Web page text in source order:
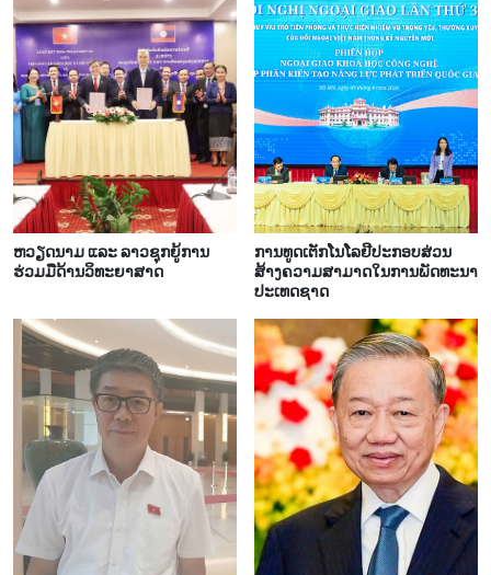
ຫວຽດ​ນາມ ແລະ ລາວ​ຊຸກ​ຍູ້​ການ​
ຮ່ວມ​ມື​ດ້ານວ​ິ​ທະ​ຍາ​ສາດ
ການ​ທູດ​ເຕັກ​ໂນ​ໂລ​ຢີ​ປະ​ກອບ​ສ່ວນ​
ສ້າງ​ຄວາມ​ສາ​ມາດ​ໃນ​ການ​ພັດ​ທະ​ນາ​
ປະ​ເທດ​ຊາດ